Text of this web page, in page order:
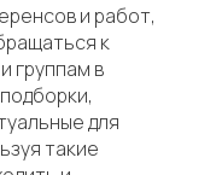
и работ,
к
группам в
для
такие